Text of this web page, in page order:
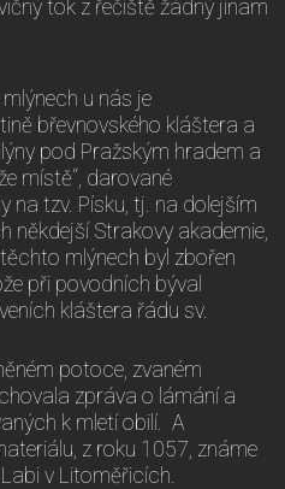
tok z řečiště žádný jinam
u nás je
břevnovského kláštera a
pod Pražským hradem a
místě“, darované
na tzv. Písku, tj. na dolejším
někdejší Strakovy akademie,
mlýnech byl zbořen
při povodních býval
kláštera řádu sv.
potoce, zvaném
zpráva o lámání a
k mletí obilí. A
z roku 1057, známe
v Litoměřicích.